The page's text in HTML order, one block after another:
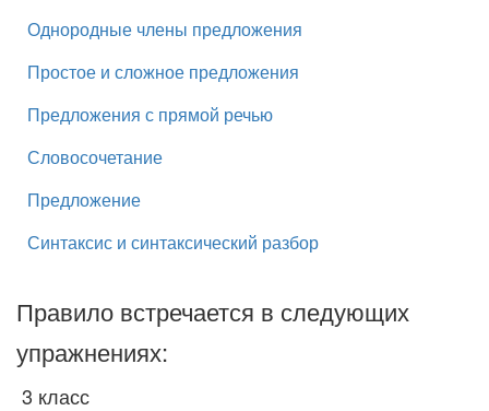
Однородные члены предложения
Простое и сложное предложения
Предложения с прямой речью
Словосочетание
Предложение
Синтаксис и синтаксический разбор
Правило встречается в следующих
упражнениях:
3 класс